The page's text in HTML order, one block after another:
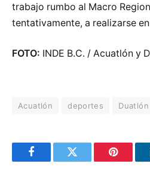
trabajo rumbo al Macro
tentativamente, a realizarse
FOTO: INDE B.C. / Acuatlón y
Acuatlón deportes Duatlón
FacebookTwitter Pinterest